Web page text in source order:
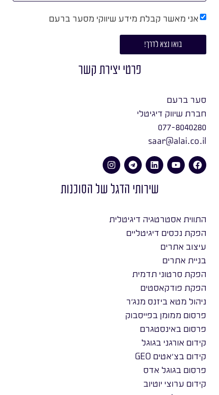
אני מאשר קבלת מידע שיווקי מסער ברעם
בואו נצא לדרך!
פרטי יצירת קשר
סער ברעם
חברת שיווק דיגיטלי
077-8040280
saar@alai.co.il
שירותי הדגל של הסוכנות
התווית אסטרטגיה דיגיטלית
הפקת נכסים דיגיטליים
עיצוב אתרים
בניית אתרים
הפקת סרטוני תדמית
הפקת פודקאסטים
ניהול מטא ביזנס מנג׳ר
פרסום ממומן בפייסבוק
פרסום באינסטגרם
קידום אורגני בגוגל
קידום בצ׳אטים GEO
פרסום בגוגל אדס
קידום ערוצי יוטיוב